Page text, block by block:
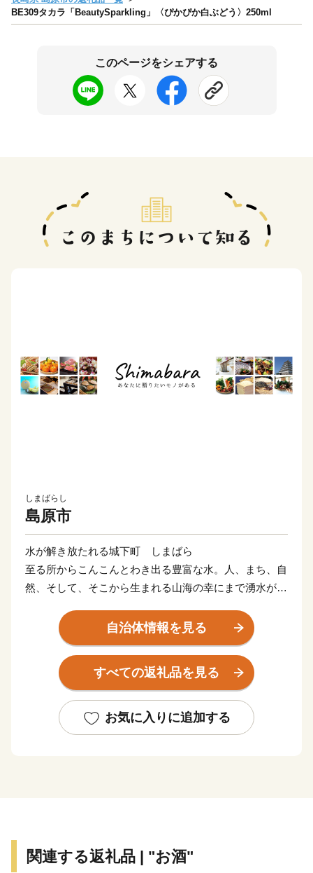
BE309タカラ「BeautySparkling」〈ぴかぴか白ぶどう〉250ml
このページをシェアする
しまばらし
島原市
水が解き放たれる城下町 しまばら
至る所からこんこんとわき出る豊富な水。人、まち、自
然、そして、そこから生まれる山海の幸にまで湧水が脈
大地によって磨かれて、解き放たれた水の恵みを島原と
つながってくださったあなたにお届けします。
自治体情報を見る
すべての返礼品を見る
お気に入りに追加する
関連する返礼品 | "お酒"